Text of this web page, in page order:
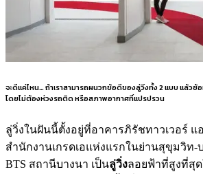
จะดีแค่ไหน… ถ้าเราสามารถผนวกข้อดีของลู่วิ่งทั้ง 2 แบบ แล้วซ้
โดยไม่ต้องห่วงรถติด หรือสภาพอากาศที่แปรปรวน
ลู่วิ่งในฝันนี้ตั้งอยู่ที่อาคารภิรัชทาวเวอร์ แ
สำนักงานเกรดเอแห่งแรกในย่านสุขุมวิท-
BTS สถานีบางนา เป็นลู่วิ่งลอยฟ้าที่สูงที่สุด